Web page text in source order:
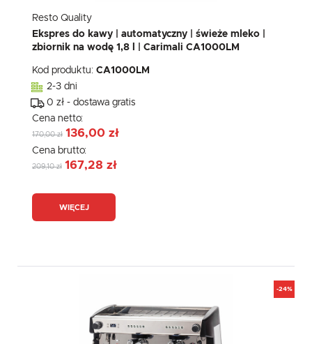
Resto Quality
Ekspres do kawy | automatyczny | świeże mleko |
zbiornik na wodę 1,8 l | Carimali CA1000LM
Kod produktu: CA1000LM
2-3 dni
0 zł - dostawa gratis
Cena netto:
170,00 zł 136,00 zł
Cena brutto:
209,10 zł 167,28 zł
WIĘCEJ
-24%